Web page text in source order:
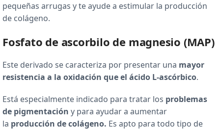
pequeñas arrugas y te ayude a estimular la producción
de colágeno.
Fosfato de ascorbilo de magnesio (MAP)
Este derivado se caracteriza por presentar una mayor
resistencia a la oxidación que el ácido L-ascórbico.
Está especialmente indicado para tratar los problemas
de pigmentación y para ayudar a aumentar
la producción de colágeno. Es apto para todo tipo de